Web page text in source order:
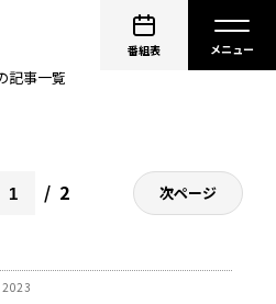
番組表
局70周年記念
記事一覧
2 次ページ